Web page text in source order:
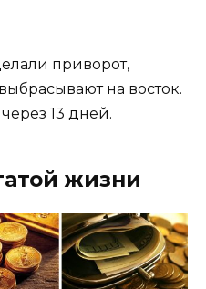
приворот,
на восток.
13 дней.
жизни